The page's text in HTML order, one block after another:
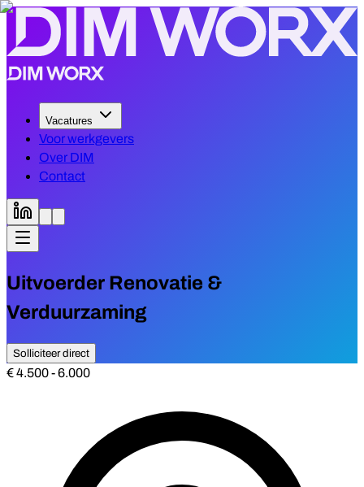
Vacatures
Voor werkgevers
Over DIM
Contact
Uitvoerder Renovatie &
Verduurzaming
Solliciteer direct
€ 4.500 - 6.000